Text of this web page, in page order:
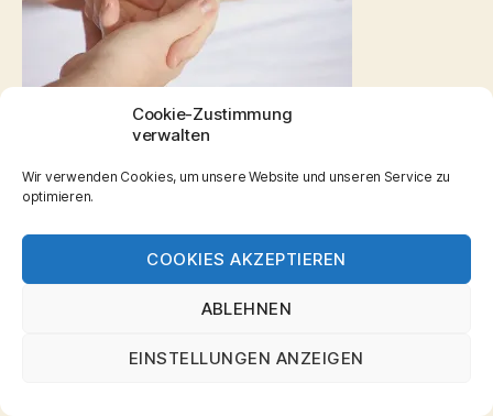
Cookie-Zustimmung
verwalten
Wir verwenden Cookies, um unsere Website und unseren Service zu
optimieren.
COOKIES AKZEPTIEREN
ABLEHNEN
EINSTELLUNGEN ANZEIGEN
Thai Massage traditionell
Wellness Massagen
Aschaffenburg